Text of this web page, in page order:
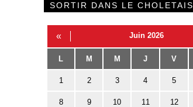
SORTIR DANS LE CHOLETAIS
« Juin 2026
L M M J V
1 2 3 4 5
8 9 10 11 12